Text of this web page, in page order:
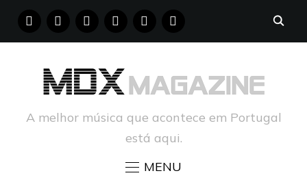
FACEBOOKINSTAGRAM
YOUTUBE PINTERESTTUMBLR
A melhor música que acontece em Portugal
está aqui.
MENU